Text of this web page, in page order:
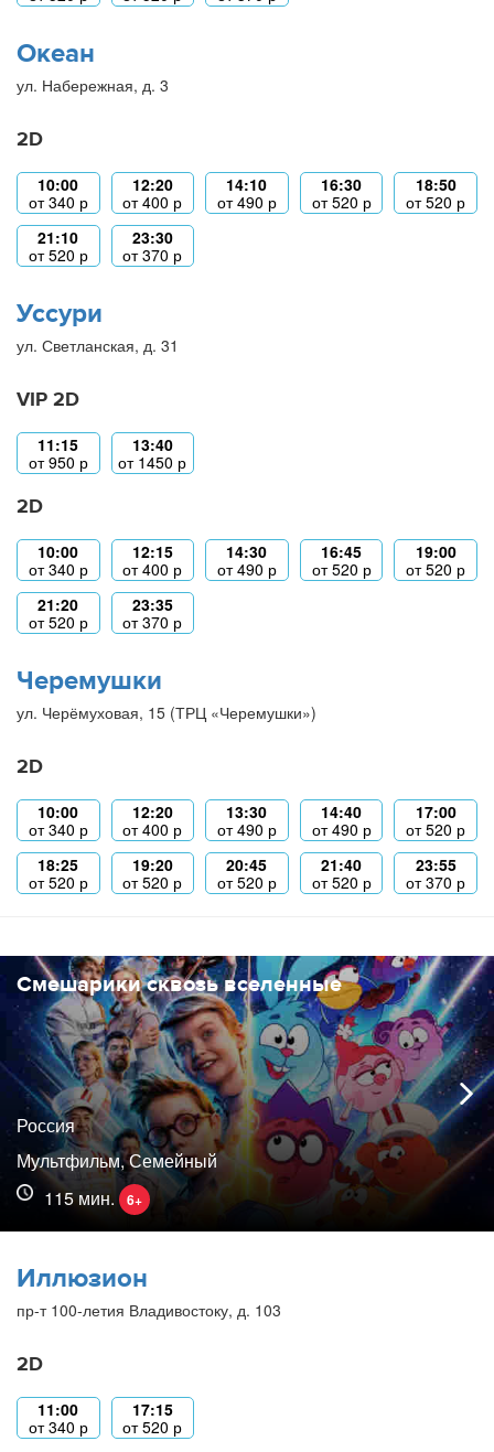
Океан
ул. Набережная, д. 3
2D
10:00
от340 р
12:20
от400 р
14:10
от490 р
16:30
от520 р
18:50
от520 р
21:10
от520 р
23:30
от370 р
Уссури
ул. Светланская, д. 31
VIP 2D
11:15
от950 р
13:40
от 1450 р
2D
10:00
от340 р
12:15
от400 р
14:30
от490 р
16:45
от520 р
19:00
от520 р
21:20
от520 р
23:35
от370 р
Черемушки
ул. Черёмуховая, 15 (ТРЦ «Черемушки»)
2D
10:00
от340 р
12:20
от400 р
13:30
от490 р
14:40
от490 р
17:00
от520 р
18:25
от520 р
19:20
от520 р
20:45
от520 р
21:40
от520 р
23:55
от370 р
Смешарики сквозь вселенные
Россия
Мультфильм, Семейный
115 мин.
6+
Иллюзион
пр-т 100-летия Владивостоку, д. 103
2D
11:00
от340 р
17:15
от520 р